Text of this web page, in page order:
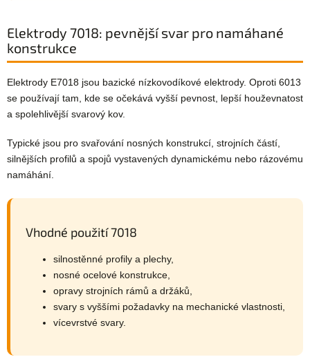
Elektrody 7018: pevnější svar pro namáhané
konstrukce
Elektrody E7018 jsou bazické nízkovodíkové elektrody. Oproti 6013
se používají tam, kde se očekává vyšší pevnost, lepší houževnatost
a spolehlivější svarový kov.
Typické jsou pro svařování nosných konstrukcí, strojních částí,
silnějších profilů a spojů vystavených dynamickému nebo rázovému
namáhání.
Vhodné použití 7018
silnostěnné profily a plechy,
nosné ocelové konstrukce,
opravy strojních rámů a držáků,
svary s vyššími požadavky na mechanické vlastnosti,
vícevrstvé svary.